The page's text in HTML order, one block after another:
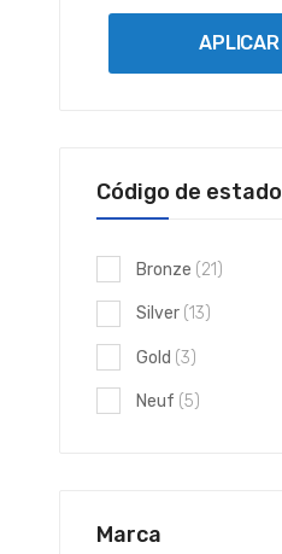
APLICAR
Código de estado
Bronze 21
elementos
Silver 13
elementos
Gold 3
elementos
Neuf 5
elementos
Marca